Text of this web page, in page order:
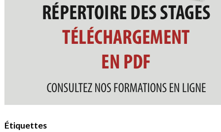
Étiquettes